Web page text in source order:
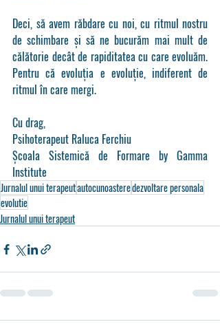
Deci, să avem răbdare cu noi, cu ritmul nostru
de schimbare și să ne bucurăm mai mult de
călătorie decât de rapiditatea cu care evoluăm.
Pentru că evoluția e evoluție, indiferent de
ritmul în care mergi.
Cu drag,
Psihoterapeut Raluca Ferchiu
Școala Sistemică de Formare by Gamma
Institute
Jurnalul unui terapeutautocunoasteredezvoltare personala
evolutie
Jurnalul unui terapeut